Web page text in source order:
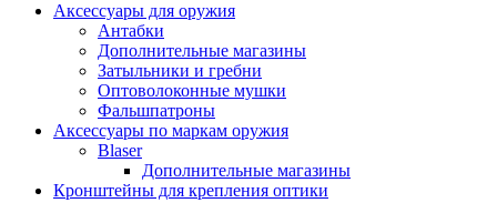
Аксессуары для оружия
Антабки
Дополнительные магазины
Затыльники и гребни
Оптоволоконные мушки
Фальшпатроны
Аксессуары по маркам оружия
Blaser
Дополнительные магазины
Кронштейны для крепления оптики